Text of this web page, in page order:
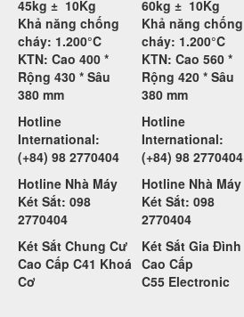
45kg ± 10Kg
Khả năng chống
cháy: 1.200°C
KTN: Cao 400 *
Rộng 430 * Sâu
380 mm
Hotline
International:
(+84) 98 2770404
Hotline Nhà Máy
Két Sắt: 098
2770404
Két Sắt Chung Cư
Cao Cấp C41 Khoá
Cơ
60kg ± 10Kg
Khả năng chống
cháy: 1.200°C
KTN: Cao 560 *
Rộng 420 * Sâu
380 mm
Hotline
International:
(+84) 98 2770404
Hotline Nhà Máy
Két Sắt: 098
2770404
Két Sắt Gia Đình
Cao Cấp
C55 Electronic